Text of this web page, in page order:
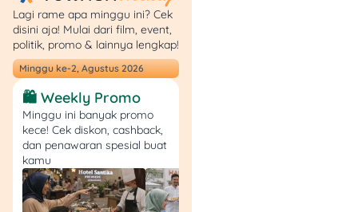
?Syarat Utama:
Berlaku untuk Mandiri
Debit dan Kartu
Kredit.
Promo tidak berlaku
untuk kartu
Corporate, Syariah,
Shopee, dan
Traveloka Card.
Lagi rame apa minggu ini? Cek
disini aja! Mulai dari film, event,
politik, promo & lainnya lengkap!
Minggu ke-2, Agustus 2026
🛍️ Weekly Promo
Minggu ini banyak promo
kece! Cek diskon, cashback,
dan penawaran spesial buat
kamu